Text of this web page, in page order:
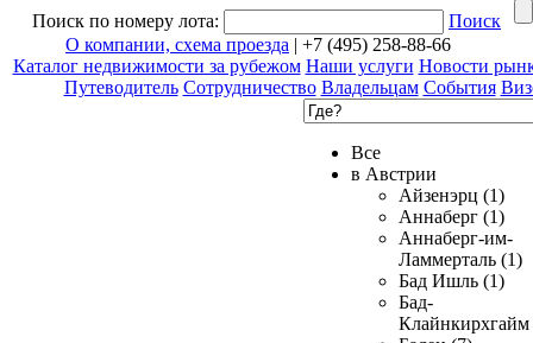
Поиск по номеру лота:
Поиск
О компании, схема проезда | +7 (495) 258-88-66
Каталог недвижимости за рубежом Наши услуги Новости
Путеводитель Сотрудничество Владельцам События
Все
в Австрии
Айзенэрц (1)
Аннаберг (1)
Аннаберг-им-
Ламмерталь (1)
Бад Ишль (1)
Бад-
Клайнкирхгайм